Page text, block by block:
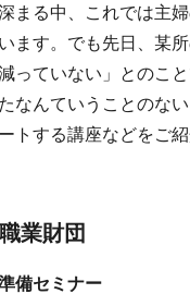
まる中、これでは主
ます。でも先日、某
っていない」とのこ
なんていうことのな
トする講座などをご紹
業財団
備セミナー